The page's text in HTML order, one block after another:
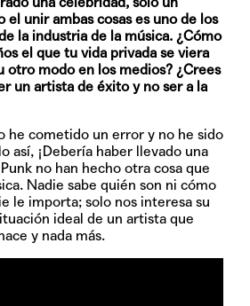
el unir ambas cosas es uno de los
la industria de la música. ¿Cómo
el que tu vida privada se viera
otro modo en los medios? ¿Crees
un artista de éxito y no ser a la
he cometido un error y no he sido
así, ¡Debería haber llevado una
no han hecho otra cosa que
Nadie sabe quién son ni cómo
le importa; solo nos interesa su
ideal de un artista que
y nada más.